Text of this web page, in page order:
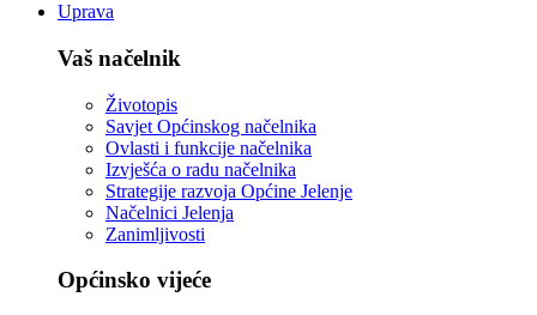
Uprava
Vaš načelnik
Životopis
Savjet Općinskog načelnika
Ovlasti i funkcije načelnika
Izvješća o radu načelnika
Strategije razvoja Općine Jelenje
Načelnici Jelenja
Zanimljivosti
Općinsko vijeće